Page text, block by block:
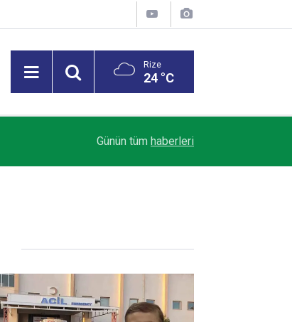
Rize
24 °C
4'üyle anlaşıldı
Günün tüm haberleri